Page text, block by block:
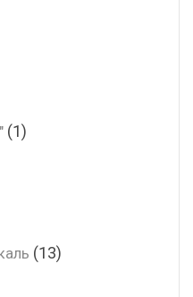
(1)
(13)